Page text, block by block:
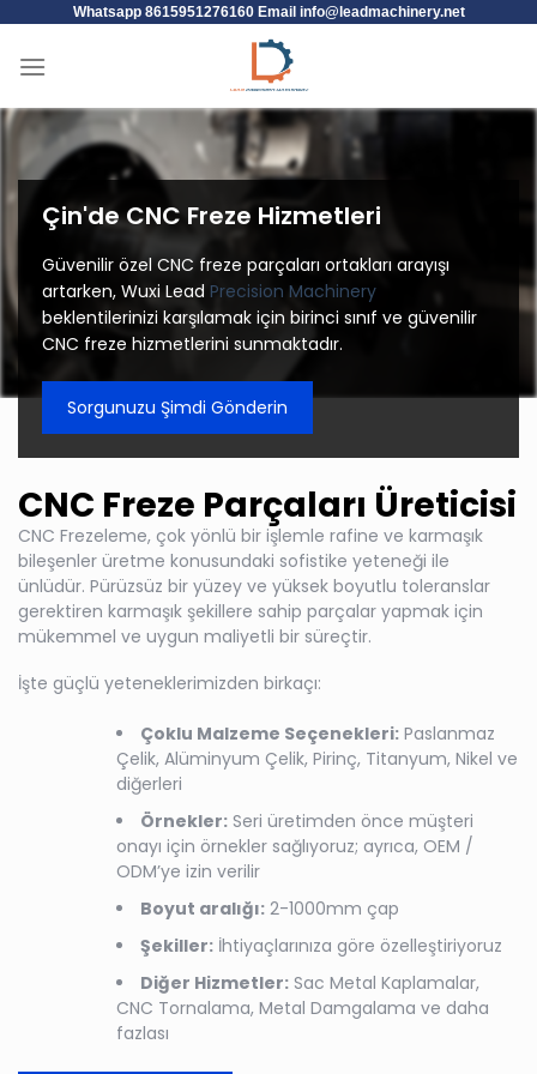
Whatsapp 8615951276160 Email info@leadmachinery.net
Çin'de CNC Freze Hizmetleri
Güvenilir özel CNC freze parçaları ortakları arayışı
artarken, Wuxi Lead Precision Machinery
beklentilerinizi karşılamak için birinci sınıf ve güvenilir
CNC freze hizmetlerini sunmaktadır.
Sorgunuzu Şimdi Gönderin
CNC Freze Parçaları Üreticisi
CNC Frezeleme, çok yönlü bir işlemle rafine ve karmaşık
bileşenler üretme konusundaki sofistike yeteneği ile
ünlüdür. Pürüzsüz bir yüzey ve yüksek boyutlu toleranslar
gerektiren karmaşık şekillere sahip parçalar yapmak için
mükemmel ve uygun maliyetli bir süreçtir.
İşte güçlü yeteneklerimizden birkaçı:
Çoklu Malzeme Seçenekleri: Paslanmaz
Çelik, Alüminyum Çelik, Pirinç, Titanyum, Nikel ve
diğerleri
Örnekler: Seri üretimden önce müşteri
onayı için örnekler sağlıyoruz; ayrıca, OEM /
ODM’ye izin verilir
Boyut aralığı: 2-1000mm çap
Şekiller: İhtiyaçlarınıza göre özelleştiriyoruz
Diğer Hizmetler: Sac Metal Kaplamalar,
CNC Tornalama, Metal Damgalama ve daha
fazlası